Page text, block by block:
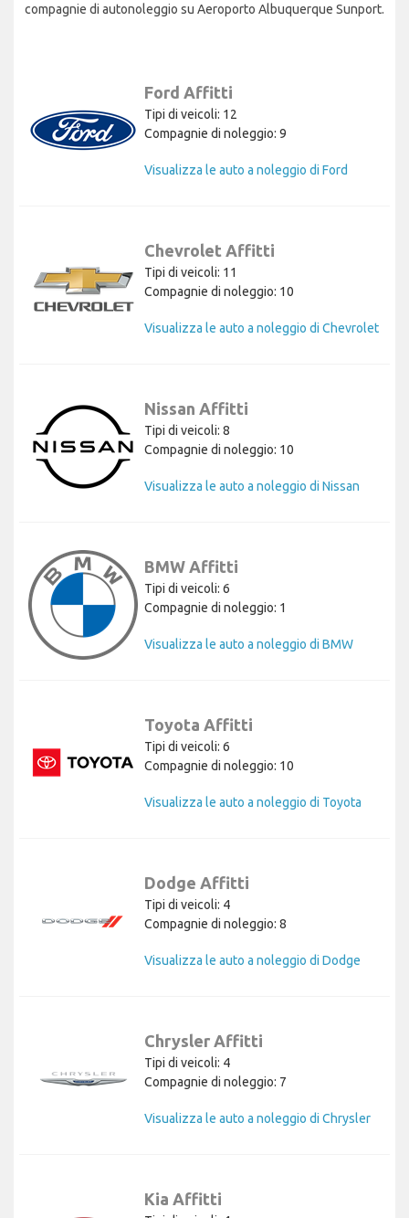
compagnie di autonoleggio su Aeroporto Albuquerque Sunport.
Ford Affitti
Tipi di veicoli: 12
Compagnie di noleggio: 9
Visualizza le auto a noleggio di Ford
Chevrolet Affitti
Tipi di veicoli: 11
Compagnie di noleggio: 10
Visualizza le auto a noleggio di Chevrolet
Nissan Affitti
Tipi di veicoli: 8
Compagnie di noleggio: 10
Visualizza le auto a noleggio di Nissan
BMW Affitti
Tipi di veicoli: 6
Compagnie di noleggio: 1
Visualizza le auto a noleggio di BMW
Toyota Affitti
Tipi di veicoli: 6
Compagnie di noleggio: 10
Visualizza le auto a noleggio di Toyota
Dodge Affitti
Tipi di veicoli: 4
Compagnie di noleggio: 8
Visualizza le auto a noleggio di Dodge
Chrysler Affitti
Tipi di veicoli: 4
Compagnie di noleggio: 7
Visualizza le auto a noleggio di Chrysler
Kia Affitti